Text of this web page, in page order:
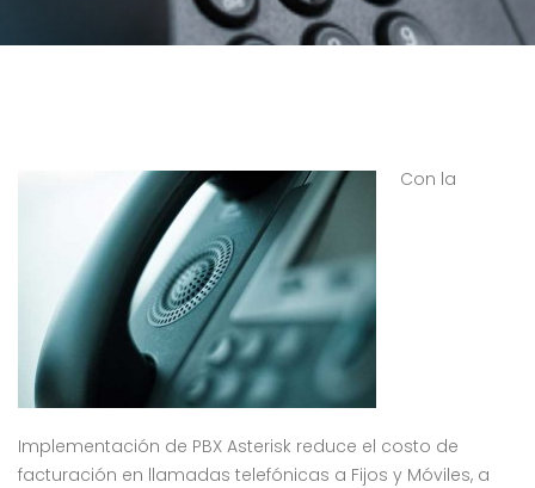
Con la
Implementación de PBX Asterisk reduce el costo de
facturación en llamadas telefónicas a Fijos y Móviles, a